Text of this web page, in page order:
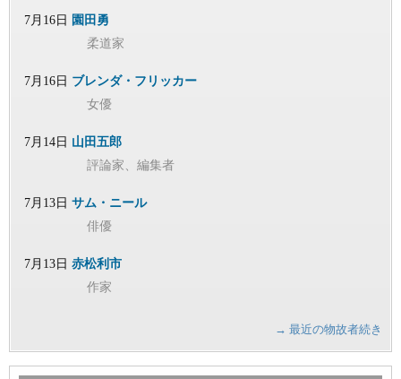
7月16日 園田勇
柔道家
7月16日 ブレンダ・フリッカー
女優
7月14日 山田五郎
評論家、編集者
7月13日 サム・ニール
俳優
7月13日 赤松利市
作家
→ 最近の物故者続き